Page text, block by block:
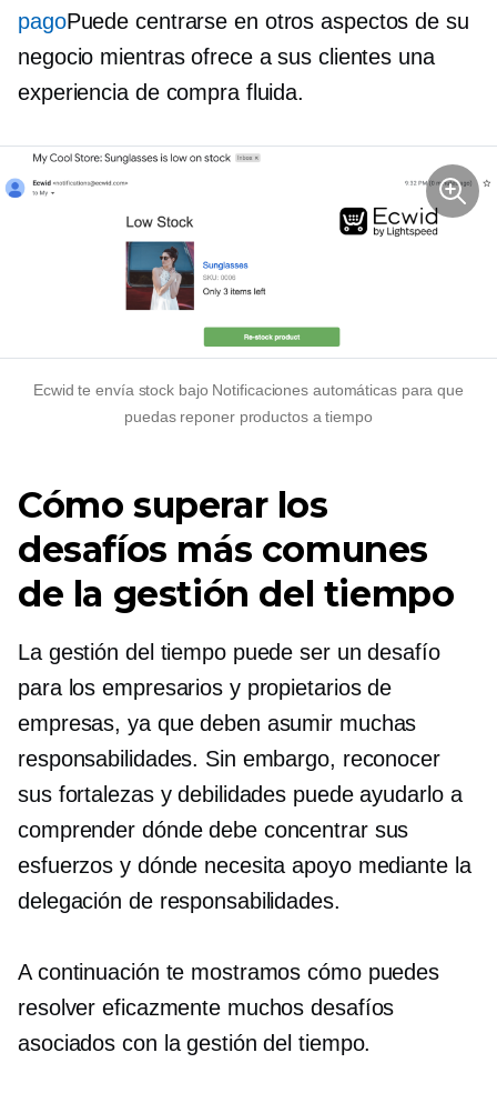
pagoPuede centrarse en otros aspectos de su
negocio mientras ofrece a sus clientes una
experiencia de compra fluida.
Ecwid te envía stock bajo Notificaciones automáticas para que
puedas reponer productos a tiempo
Cómo superar los
desafíos más comunes
de la gestión del tiempo
La gestión del tiempo puede ser un desafío
para los empresarios y propietarios de
empresas, ya que deben asumir muchas
responsabilidades. Sin embargo, reconocer
sus fortalezas y debilidades puede ayudarlo a
comprender dónde debe concentrar sus
esfuerzos y dónde necesita apoyo mediante la
delegación de responsabilidades.
A continuación te mostramos cómo puedes
resolver eficazmente muchos desafíos
asociados con la gestión del tiempo.